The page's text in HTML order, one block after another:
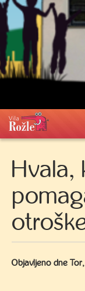
Hvala,
Objavljeno dne